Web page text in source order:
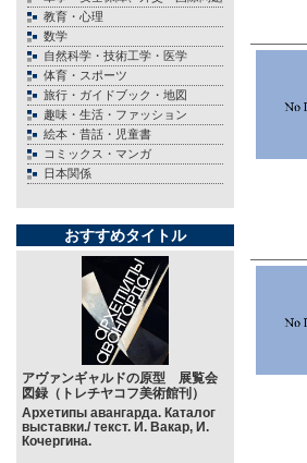
教育・心理
数学
自然科学・技術工学・医学
体育・スポーツ
旅行・ガイドブック・地図
趣味・生活・ファッション
絵本・昔話・児童書
コミックス・マンガ
日本関係
おすすめタイトル
アヴァンギャルドの原型 展覧会
図録（トレチヤコフ美術館刊）
Архетипы авангарда. Каталог
выставки./ текст. И. Вакар, И.
Кочергина.